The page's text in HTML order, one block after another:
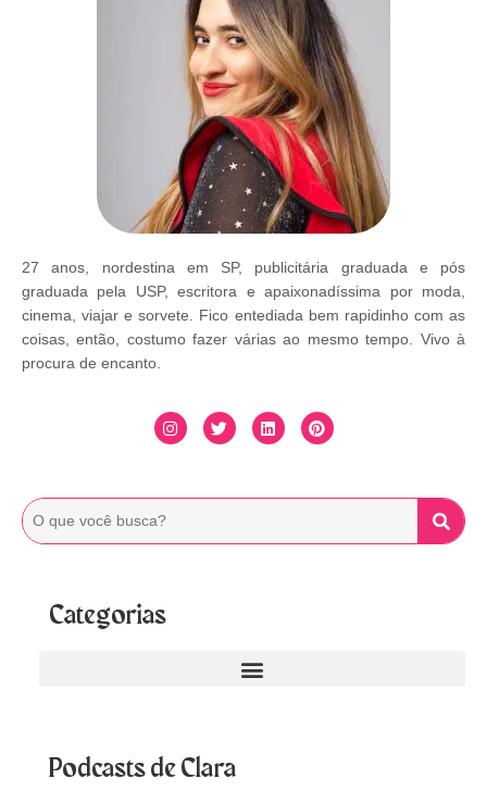
27 anos, nordestina em SP, publicitária graduada e pós
graduada pela USP, escritora e apaixonadíssima por moda,
cinema, viajar e sorvete. Fico entediada bem rapidinho com as
coisas, então, costumo fazer várias ao mesmo tempo. Vivo à
procura de encanto.
Categorias
Podcasts de Clara